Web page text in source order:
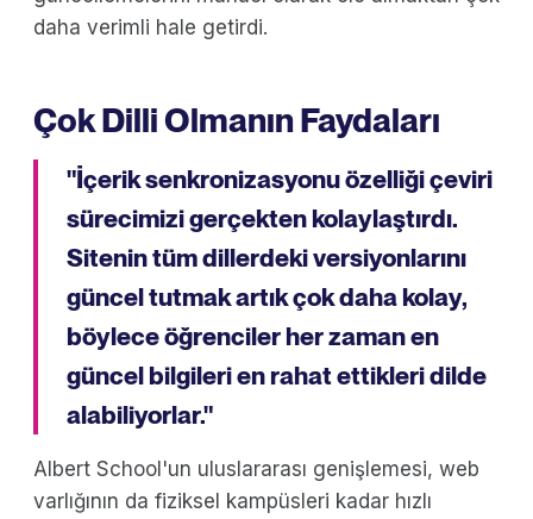
daha verimli hale getirdi.
Çok Dilli Olmanın Faydaları
"İçerik senkronizasyonu özelliği çeviri
sürecimizi gerçekten kolaylaştırdı.
Sitenin tüm dillerdeki versiyonlarını
güncel tutmak artık çok daha kolay,
böylece öğrenciler her zaman en
güncel bilgileri en rahat ettikleri dilde
alabiliyorlar."
Albert School'un uluslararası genişlemesi, web
varlığının da fiziksel kampüsleri kadar hızlı